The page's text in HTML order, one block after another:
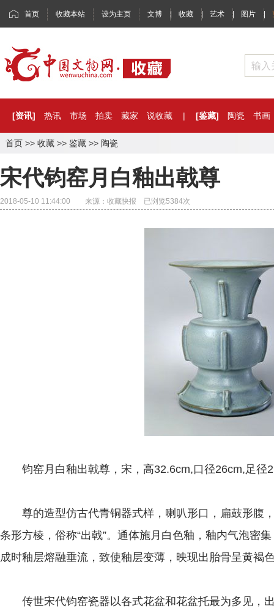
首页 收藏本站 设为主页 文博 | 收藏 | 艺术 | 图片 |
[资讯] 热讯 市场 拍卖 藏家 说收藏 | [鉴藏] 陶瓷 书画
首页 >> 收藏 >> 鉴藏 >> 陶瓷
宋代钧窑月白釉出戟尊
2018-05-10 11:44:00 来源：收藏快报 已浏览5384次
钧窑月白釉出戟尊，宋，高32.6cm,口径26cm,足径
尊的造型仿古代青铜器式样，喇叭形口，扁鼓形腹
条形方棱，俗称“出戟”。通体施月白色釉，釉内气泡密
成时釉层熔融垂流，致使釉层变薄，映现出胎骨呈黄褐
传世宋代钧窑瓷器以各式花盆和花盆托最为多见，